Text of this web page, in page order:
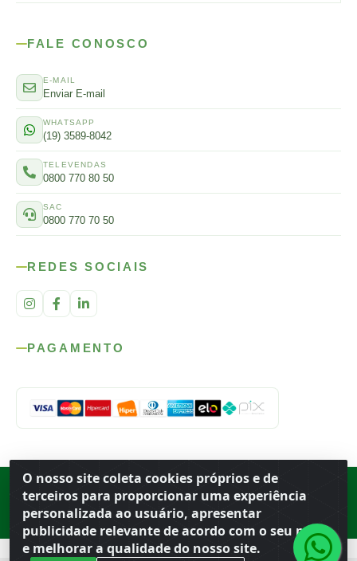
O nosso site coleta cookies próprios e de
terceiros para proporcionar uma experiência
personalizada ao usuário, apresentar
publicidade relevante de acordo com o seu perfil
e melhorar a qualidade do nosso site.
FALE CONOSCO
E-MAIL
Enviar E-mail
WHATSAPP
(19) 3589-8042
TELEVENDAS
0800 770 80 50
SAC
0800 770 70 50
REDES SOCIAIS
PAGAMENTO
Rod. SP-215, s/n, km 98 — Área Rural Porto Ferreira ·BR
· CEP
· CNPJ 56.679.863/0001-91
© 2026 Atacado Ideal